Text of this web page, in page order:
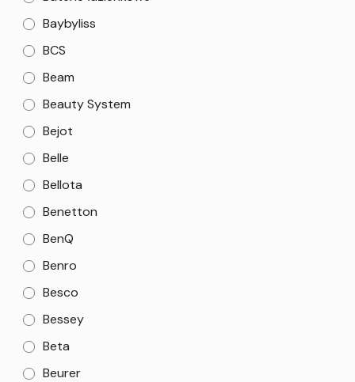
Baybyliss
BCS
Beam
Beauty System
Bejot
Belle
Bellota
Benetton
BenQ
Benro
Besco
Bessey
Beta
Beurer